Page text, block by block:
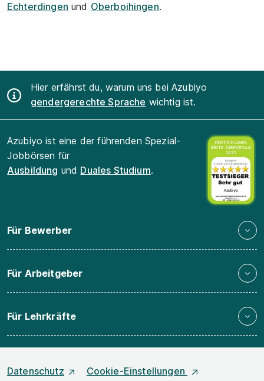
Echterdingen und Oberboihingen.
Hier erfährst du, warum uns bei Azubiyo
gendergerechte Sprache wichtig ist.
Azubiyo ist eine der führenden Spezial-
Jobbörsen für
Ausbildung und Duales Studium.
Für Bewerber
Für Arbeitgeber
Für Lehrkräfte
Datenschutz Cookie-Einstellungen